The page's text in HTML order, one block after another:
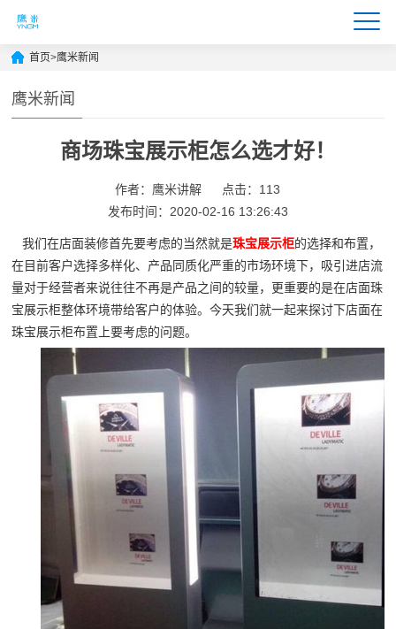
首页>鹰米新闻
鹰米新闻
商场珠宝展示柜怎么选才好！
作者：鹰米讲解
点击：113
发布时间：2020-02-16 13:26:43
我们在店面装修首先要考虑的当然就是珠宝展示柜的选择和布置，
在目前客户选择多样化、产品同质化严重的市场环境下，吸引进店流
量对于经营者来说往往不再是产品之间的较量，更重要的是在店面珠
宝展示柜整体环境带给客户的体验。今天我们就一起来探讨下店面在
珠宝展示柜布置上要考虑的问题。